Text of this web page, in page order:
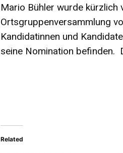
Mario Bühler wurde
Ortsgruppenversammlung
Kandidatinnen und
seine Nomination befinden.
Related